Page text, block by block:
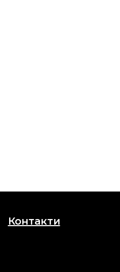
Контакти